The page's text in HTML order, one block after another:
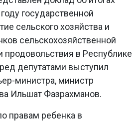
государственной
сельского хозяйства и
сельскохозяйственной
продовольствия в Республике
депутатами выступил
министра, министр
Ильшат Фазрахманов.
правам ребенка в